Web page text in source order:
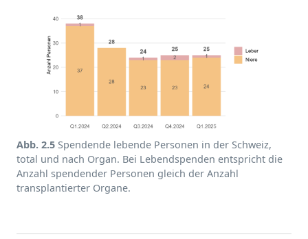
Abb. 2.5 Spendende lebende Personen in der Schweiz,
total und nach Organ. Bei Lebendspenden entspricht die
Anzahl spendender Personen gleich der Anzahl
transplantierter Organe.